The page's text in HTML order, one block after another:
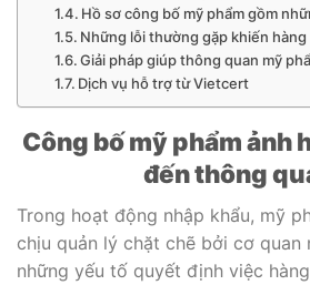
Hồ sơ công bố mỹ phẩm gồm
Những lỗi thường gặp khiến hàng
Giải pháp giúp thông quan mỹ
Dịch vụ hỗ trợ từ Vietcert
Công bố mỹ phẩm ảnh
đến thông
Trong hoạt động nhập khẩu, mỹ
chịu quản lý chặt chẽ bởi cơ quan
những yếu tố quyết định việc